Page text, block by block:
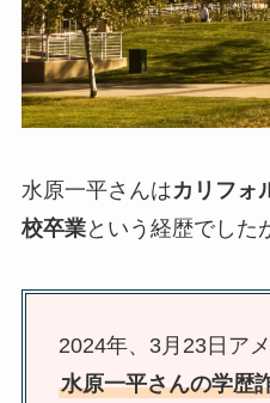
水原一平さんはカリフォ
校卒業という経歴でした
2024年、3月23日ア
水原一平さんの学歴